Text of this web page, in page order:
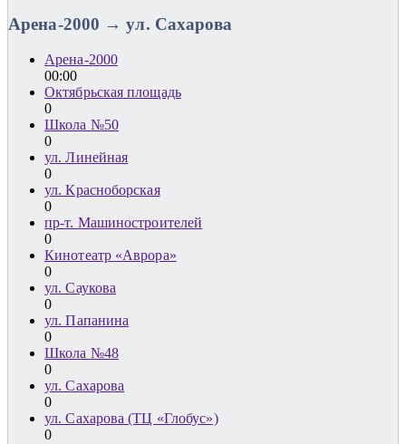
Арена-2000 → ул. Сахарова
Арена-2000
00:00
Октябрьская площадь
0
Школа №50
0
ул. Линейная
0
ул. Красноборская
0
пр-т. Машиностроителей
0
Кинотеатр «Аврора»
0
ул. Саукова
0
ул. Папанина
0
Школа №48
0
ул. Сахарова
0
ул. Сахарова (ТЦ «Глобус»)
0